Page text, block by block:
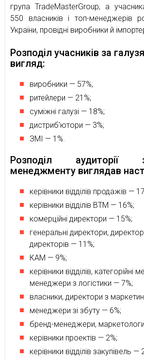
група TradeMasterGroup, а
550 власників і топ-менеджерів
України, провідні виробники й
Розподіл учасників за
вигляд:
виробники — 57%;
ритейлери — 21%;
суміжні галузі — 18%;
дистриб’ютори — 3%;
ЗМІ — 1%.
Розподіл аудиторії
менеджменту виглядав
керівники відділів продажів —
керівники відділів ВТМ — 16%;
комерційні директори — 15%;
генеральні директори,
директорів — 11%;
КАМ — 9%;
керівники відділів, категорійні
менеджери з логістики — 7%;
власники, директори з
менеджери зі збуту — 6%;
бренд-менеджери,
керівники проектів — 2%;
керівники відділів закупівель —